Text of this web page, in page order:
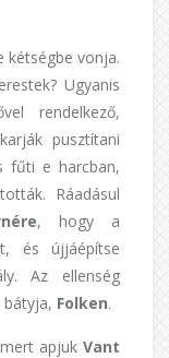
kétségbe vonja.
Ugyanis
rendelkező,
pusztítani
fűti e harcban,
Ráadásul
, hogy a
és újjáépítse
Az ellenség
bátyja, Folken.
apjuk Vant